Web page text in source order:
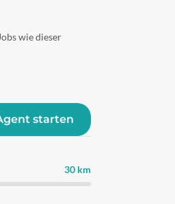
wie dieser
starten
30 km